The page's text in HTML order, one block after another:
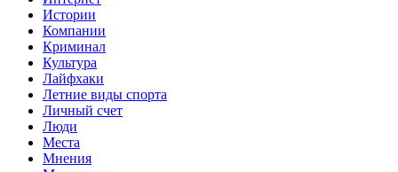
Истории
Компании
Криминал
Культура
Лайфхаки
Летние виды спорта
Личный счет
Люди
Места
Мнения